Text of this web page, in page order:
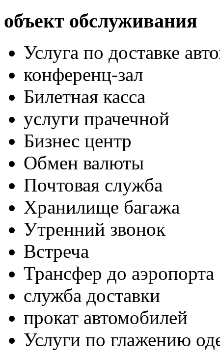
объект обслуживания
Услуга по доставке
конференц-зал
Билетная касса
услуги прачечной
Бизнес центр
Обмен валюты
Почтовая служба
Хранилище багажа
Утренний звонок
Встреча
Трансфер до аэропорта
служба доставки
прокат автомобилей
Услуги по глажению